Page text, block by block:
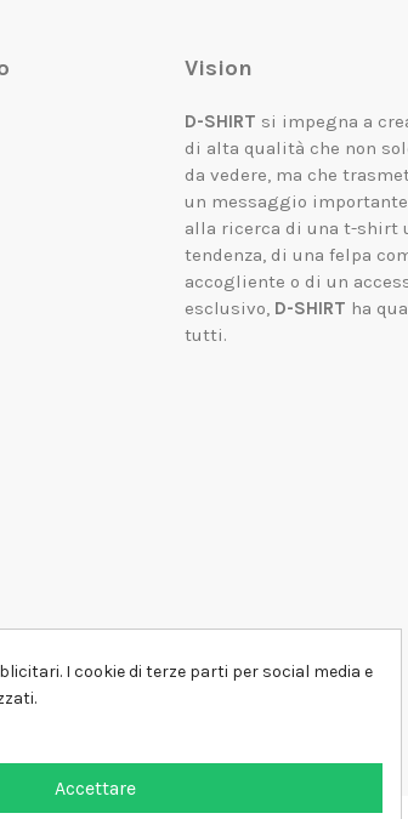
Vision
D-SHIRT si impegna a
di alta qualità che non
da vedere, ma che
un messaggio
alla ricerca di una t-shirt
tendenza, di una felpa
accogliente o di un
esclusivo, D-SHIRT ha
tutti.
I cookie di terze parti per social media e
Accettare